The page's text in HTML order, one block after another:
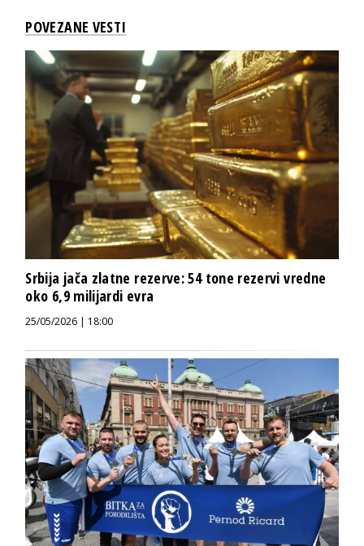
POVEZANE VESTI
Srbija jača zlatne rezerve: 54 tone rezervi vredne
oko 6,9 milijardi evra
25/05/2026 | 18:00